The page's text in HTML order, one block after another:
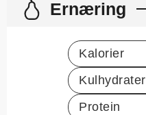
Ernæring
Kalorier
Kulhydrater
Protein